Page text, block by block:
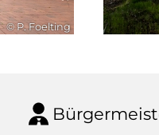
© P. Foelting